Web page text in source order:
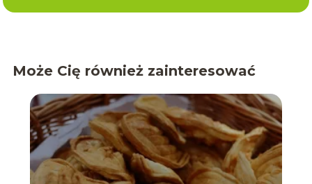
Może Cię również zainteresować